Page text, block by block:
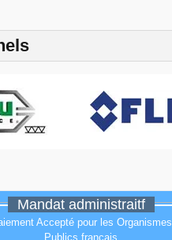
Mandat administraitf
Accepté pour les Organismes
Publics français